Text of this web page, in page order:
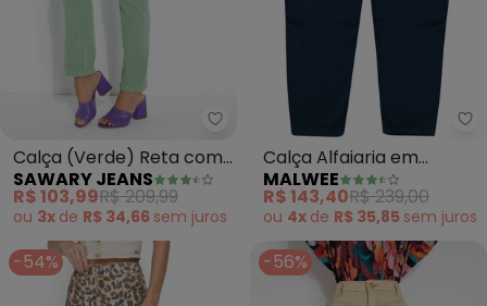
Sawary Jeans - Calça (Verde)
Calça (Verde) Reta com
Bolsos Sawary
SAWARY JEANS
R$ 103,99R$ 209,99
ou 3x de R$ 34,66 sem juros
Calça Alfaiaria em
Algodão Sarjado (Azul
Marinho)
MALWEE
R$ 143,40R$ 239,00
ou 4x de R$ 35,85 sem juros
-54% -56%